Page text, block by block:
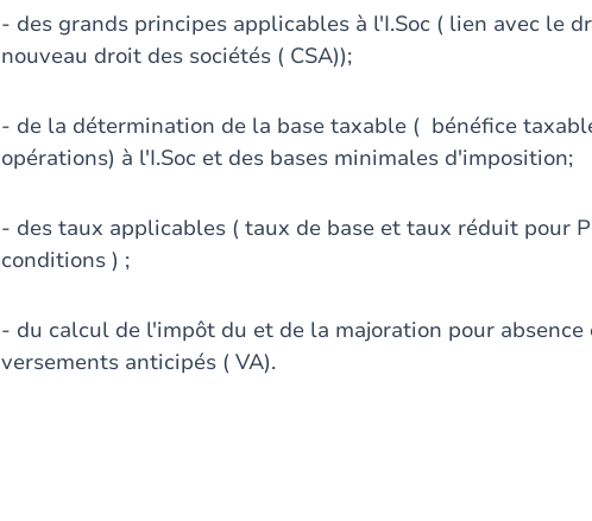
- des grands principes applicables à l'I.Soc ( lien avec le
nouveau droit des sociétés ( CSA));
- de la détermination de la base taxable ( bénéfice
opérations) à l'I.Soc et des bases minimales d'imposition;
- des taux applicables ( taux de base et taux réduit pour
conditions ) ;
- du calcul de l'impôt du et de la majoration pour
versements anticipés ( VA).